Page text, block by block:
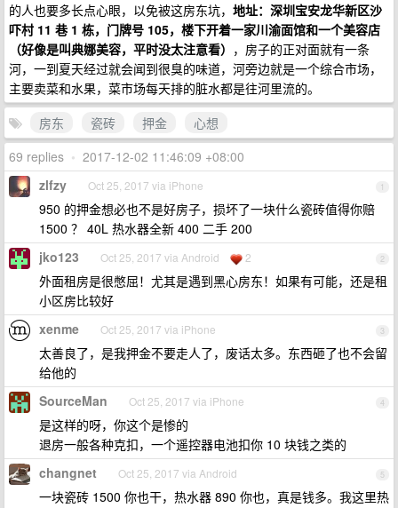
的人也要多长点心眼，以免被这房东坑， 地址：深圳宝安龙华新区沙
吓村 11 巷 1 栋，门牌号 105，楼下开着一家川渝面馆和一个美容店
（好像是叫典娜美容，平时没太注意看） ，房子的正对面就有一条
河，一到夏天经过就会闻到很臭的味道，河旁边就是一个综合市场，
主要卖菜和水果，菜市场每天排的脏水都是往河里流的。
房东
瓷砖 押金
心想
69 replies • 2017-12-02 11:46:09 +08:00
1
zlfzy Oct 25, 2017 via iPhone
950 的押金想必也不是好房子，损坏了一块什么瓷砖值得你赔
1500 ？ 40L 热水器全新 400 二手 200
2
jko123 Oct 25, 2017 via Android 2
外面租房是很憋屈！尤其是遇到黑心房东！如果有可能，还是租
小区房比较好
3
xenme Oct 25, 2017 via iPhone
太善良了，是我押金不要走人了，废话太多。东西砸了也不会留
给他的
4
SourceMan Oct 25, 2017 via iPhone
是这样的呀，你这个是惨的
退房一般各种克扣，一个遥控器电池扣你 10 块钱之类的
5
changnet Oct 25, 2017 via Android
一块瓷砖 1500 你也干，热水器 890 你也，真是钱多。我这里热